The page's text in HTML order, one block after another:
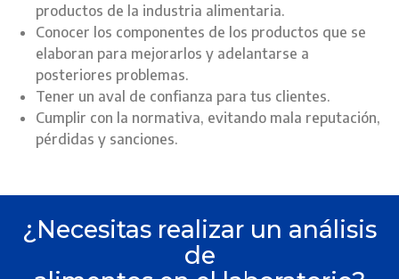
productos de la industria alimentaria.
Conocer los componentes de los productos que se
elaboran para mejorarlos y adelantarse a
posteriores problemas.
Tener un aval de confianza para tus clientes.
Cumplir con la normativa, evitando mala reputación,
pérdidas y sanciones.
¿Necesitas realizar un análisis
de